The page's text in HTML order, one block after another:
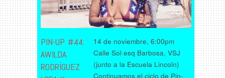
PIN-UP #44:
AWILDA
RODRÍGUEZ
14 de noviembre, 6:00pm
Calle Sol esq Barbosa, VSJ
(junto a la Escuela Lincoln)
Continuamos el ciclo de Pin-